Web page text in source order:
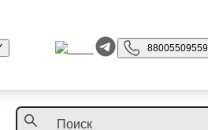
88005509559